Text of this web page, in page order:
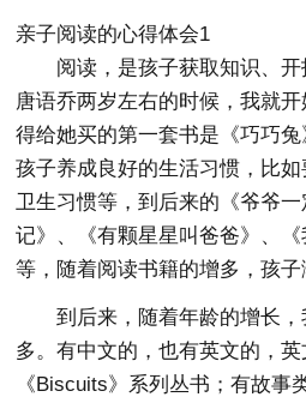
亲子阅读的心得体会1
阅读，是孩子获取知识、
唐语乔两岁左右的时候，我就
得给她买的第一套书是《巧巧
孩子养成良好的生活习惯，比
卫生习惯等，到后来的《爷爷
记》、《有颗星星叫爸爸》、《
等，随着阅读书籍的增多，孩子
到后来，随着年龄的增长
多。有中文的，也有英文的，
《Biscuits》系列丛书；有故事